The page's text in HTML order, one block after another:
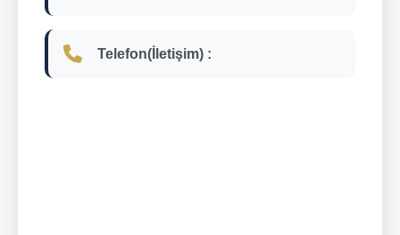
Telefon(İletişim) :